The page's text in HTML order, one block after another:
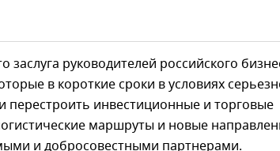
заслуга руководителей российского
в короткие сроки в условиях
перестроить инвестиционные и торговые
маршруты и новые
и добросовестными партнерами.